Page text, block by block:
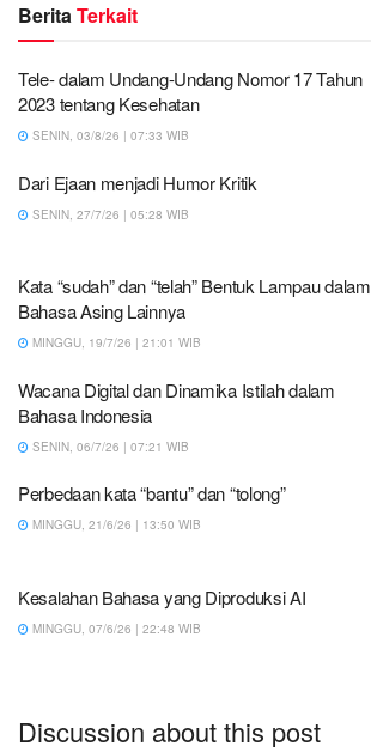
BeritaTerkait
Tele- dalam Undang-Undang Nomor 17 Tahun
2023 tentang Kesehatan
SENIN, 03/8/26 | 07:33 WIB
Dari Ejaan menjadi Humor Kritik
SENIN, 27/7/26 | 05:28 WIB
Kata “sudah” dan “telah” Bentuk Lampau dalam
Bahasa Asing Lainnya
MINGGU, 19/7/26 | 21:01 WIB
Wacana Digital dan Dinamika Istilah dalam
Bahasa Indonesia
SENIN, 06/7/26 | 07:21 WIB
Perbedaan kata “bantu” dan “tolong”
MINGGU, 21/6/26 | 13:50 WIB
Kesalahan Bahasa yang Diproduksi AI
MINGGU, 07/6/26 | 22:48 WIB
Discussion about this post